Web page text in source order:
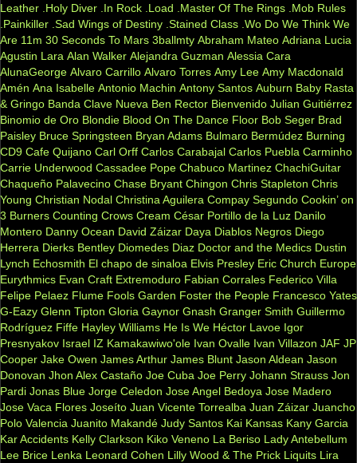
Leather .Holy Diver .In Rock .Load .Master Of The Rings .Mob Rules
.Painkiller .Sad Wings of Destiny .Stained Class .Wo Do We Think We
Are 11m 30 Seconds To Mars 3ballmty Abraham Mateo Adriana Lucia
Agustin Lara Alan Walker Alejandra Guzman Alessia Cara
AlunaGeorge Alvaro Carrillo Alvaro Torres Amy Lee Amy Macdonald
Amén Ana Isabelle Antonio Machin Antony Santos Auburn Baby Rasta
& Gringo Banda Clave Nueva Ben Rector Bienvenido Julian Guitiérrez
Binomio de Oro Blondie Blood On The Dance Floor Bob Seger Brad
Paisley Bruce Springsteen Bryan Adams Bulmaro Bermúdez Burning
CD9 Cafe Quijano Carl Orff Carlos Carabajal Carlos Puebla Carminho
Carrie Underwood Cassadee Pope Chabuco Martinez ChachiGuitar
Chaqueño Palavecino Chase Bryant Chingon Chris Stapleton Chris
Young Christian Nodal Christina Aguilera Compay Segundo Cookin’ on
3 Burners Counting Crows Cream César Portillo de la Luz Danilo
Montero Danny Ocean David Záizar Daya Diablos Negros Diego
Herrera Dierks Bentley Diomedes Diaz Doctor and the Medics Dustin
Lynch Echosmith El chapo de sinaloa Elvis Presley Eric Church Europe
Eurythmics Evan Craft Extremoduro Fabian Corrales Federico Villa
Felipe Pelaez Flume Fools Garden Foster the People Francesco Yates
G-Eazy Glenn Tipton Gloria Gaynor Gnash Granger Smith Guillermo
Rodríguez Fiffe Hayley Williams He Is We Héctor Lavoe Igor
Presnyakov Israel IZ Kamakawiwo'ole Ivan Ovalle Ivan Villazon JAF JP
Cooper Jake Owen James Arthur James Blunt Jason Aldean Jason
Donovan Jhon Alex Castaño Joe Cuba Joe Perry Johann Strauss Jon
Pardi Jonas Blue Jorge Celedon Jose Angel Bedoya Jose Madero
Jose Vaca Flores Joseíto Juan Vicente Torrealba Juan Záizar Juancho
Polo Valencia Juanito Makandé Judy Santos Kai Kansas Kany Garcia
Kar Accidents Kelly Clarkson Kiko Veneno La Beriso Lady Antebellum
Lee Brice Lenka Leonard Cohen Lilly Wood & The Prick Liquits Lira